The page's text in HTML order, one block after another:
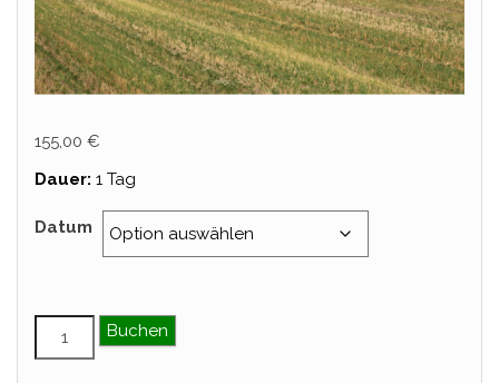
155,00 €
Dauer: 1 Tag
Datum
Einsteiger & Wiedereinsteiger Tagesritt – Oktober
Buchen